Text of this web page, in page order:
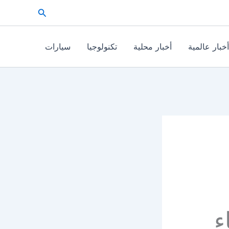
البحث
أخبار عالمية أخبار محلية تكنولوجيا سيارات